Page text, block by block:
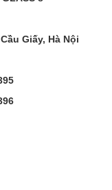
Giấy, Hà Nội